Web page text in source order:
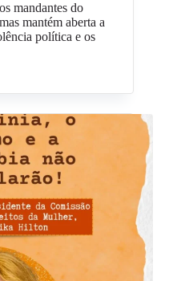
mandantes do
mantém aberta a
política e os